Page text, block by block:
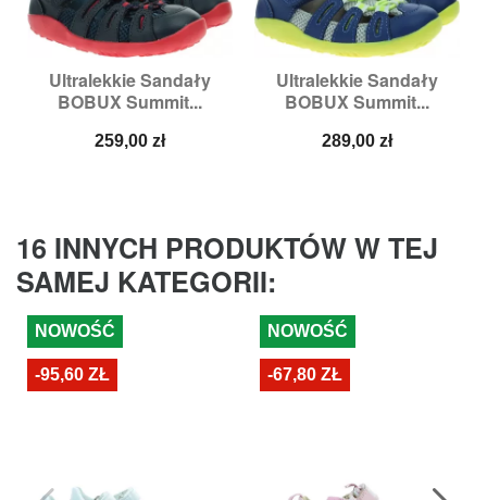
Ultralekkie Sandały
BOBUX Summit...
Cena
259,00 zł
Ultralekkie Sandały
BOBUX Summit...
Cena
289,00 zł
16 INNYCH PRODUKTÓW W TEJ
SAMEJ KATEGORII:
NOWOŚĆ
-95,60 ZŁ
NOWOŚĆ
-67,80 ZŁ